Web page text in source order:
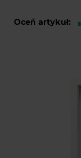
Oceń artykuł: